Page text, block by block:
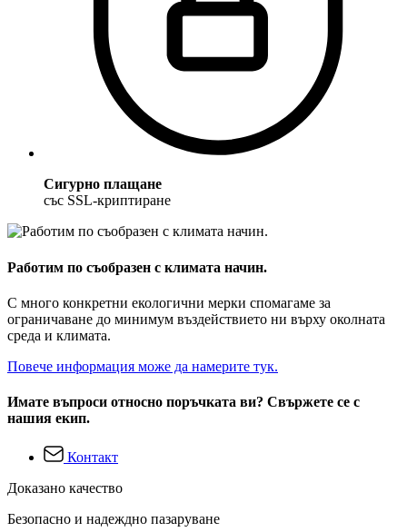
Сигурно плащане
със SSL-криптиране
Работим по съобразен с климата начин.
С много конкретни екологични мерки спомагаме за
ограничаване до минимум въздействието ни върху околната
среда и климата.
Повече информация може да намерите тук.
Имате въпроси относно поръчката ви? Свържете се с
нашия екип.
Контакт
Доказано качество
Безопасно и надеждно пазаруване